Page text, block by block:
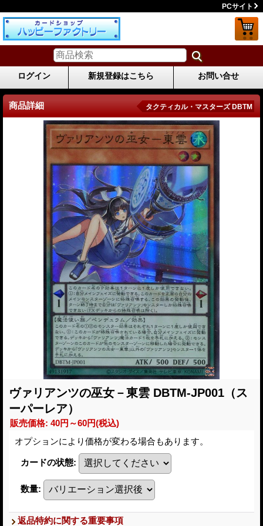
PCサイト
ログイン 新規登録はこちら お問い合せ
商品詳細 タクティカル・マスターズ DBTM
ヴァリアンツの巫女－東雲 DBTM-JP001（ス
ーパーレア）
販売価格: 40円～60円(税込)
オプションにより価格が変わる場合もあります。
カードの状態:
数量:
返品特約に関する重要事項